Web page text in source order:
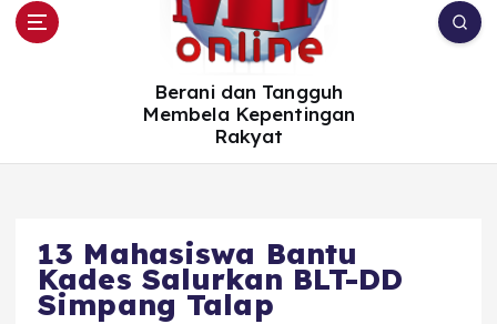
Berani dan Tangguh
Membela Kepentingan
Rakyat
13 Mahasiswa Bantu
Kades Salurkan BLT-DD
Simpang Talap